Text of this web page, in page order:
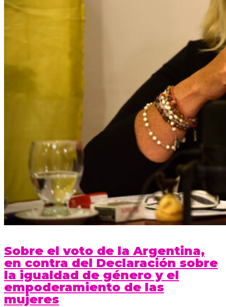
Sobre el voto de la Argentina,
en contra del Declaración sobre
la igualdad de género y el
empoderamiento de las
mujeres